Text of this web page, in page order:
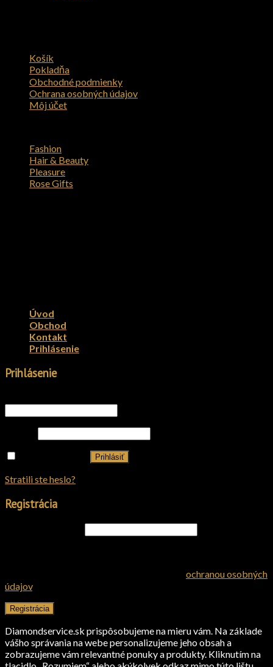
Košík
Pokladňa
Obchodné podmienky
Ochrana osobných údajov
Môj účet
Fashion
Hair & Beauty
Pleasure
Rose Gifts
Úvod
Obchod
Kontakt
Prihlásenie
Prihlásenie
Prihlásiť
Stratili ste heslo?
Registrácia
ochranou osobných
údajov.
Registrácia
Diamondservice.sk prispôsobujeme na mieru vám. Na základe
vášho správania na webe personalizujeme jeho obsah a
zobrazujeme vám relevantné ponuky a produkty. Kliknutím na